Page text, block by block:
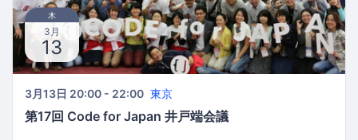
木
3月
13
3月13日 20:00 - 22:00 東京
第17回 Code for Japan 井戸端会議